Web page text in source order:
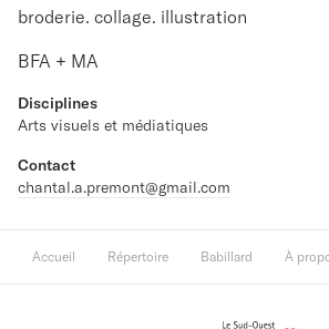
broderie. collage. illustration
BFA + MA
Disciplines
Arts visuels et médiatiques
Contact
chantal.a.premont@gmail.com
Accueil Répertoire Babillard À